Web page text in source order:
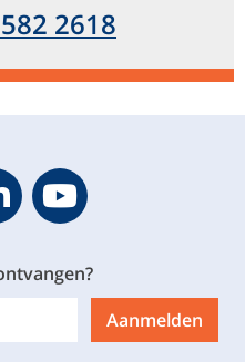
2618
Geveke YouTube
Aanmelden